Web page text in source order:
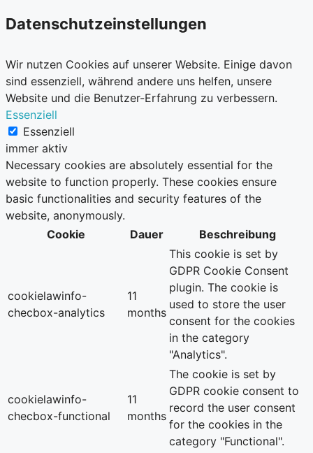
Datenschutzeinstellungen
Wir nutzen Cookies auf unserer Website. Einige davon
sind essenziell, während andere uns helfen, unsere
Website und die Benutzer-Erfahrung zu verbessern.
Essenziell
Essenziell
immer aktiv
Necessary cookies are absolutely essential for the
website to function properly. These cookies ensure
basic functionalities and security features of the
website, anonymously.
Cookie
Dauer Beschreibung
cookielawinfo-
checbox-analytics
11
months
This cookie is set by
GDPR Cookie Consent
plugin. The cookie is
used to store the user
consent for the cookies
in the category
"Analytics".
cookielawinfo-
checbox-functional
11
months
The cookie is set by
GDPR cookie consent to
record the user consent
for the cookies in the
category "Functional".